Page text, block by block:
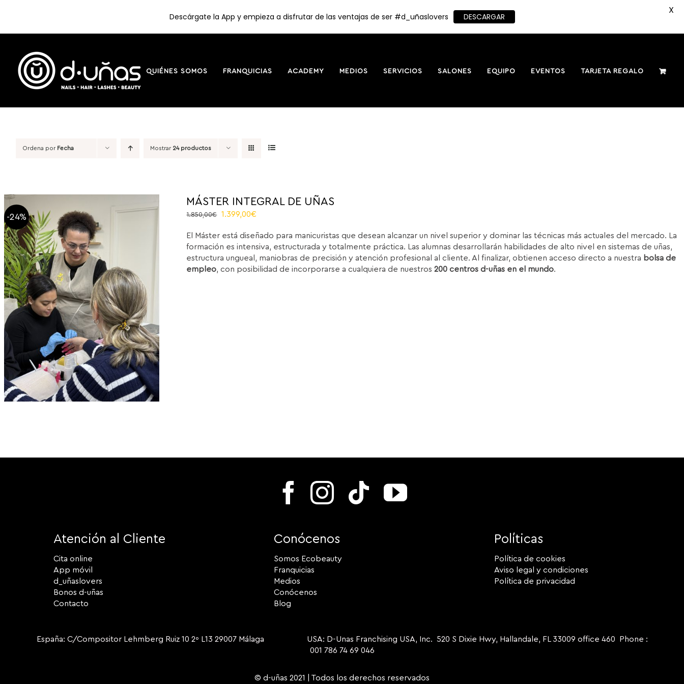
contenido
QUIÉNES SOMOS FRANQUICIAS ACADEMY MEDIOS SERVICIOS SALONES EQUIPO EVENTOS TARJETA REGALO
Ordena por Fecha Mostrar 24 productos
-24%
MÁSTER INTEGRAL DE UÑAS
1.850,00€
El
original
era:
1.850,00€.
1.399,00€
actual
es:
1.399,00€.
El Máster está diseñado para manicuristas que desean alcanzar un nivel superior y dominar las técnicas más actuales del mercado. La
formación es intensiva, estructurada y totalmente práctica. Las alumnas desarrollarán habilidades de alto nivel en sistemas de uñas,
estructura ungueal, maniobras de precisión y atención profesional al cliente. Al finalizar, obtienen acceso directo a nuestra bolsa de
empleo, con posibilidad de incorporarse a cualquiera de nuestros200 centros d-uñas en el mundo.
Atención al Cliente
Cita online
App móvil
d_uñaslovers
Bonos d-uñas
Contacto
Conócenos
Somos Ecobeauty
Franquicias
Medios
Conócenos
Blog
Políticas
Política de cookies
Aviso legal y condiciones
Política de privacidad
España: C/Compositor Lehmberg Ruiz 10 2º L13 29007 Málaga USA: D-Unas Franchising USA, Inc. 520 S Dixie Hwy, Hallandale, FL 33009 office 460 Phone :
001 786 74 69 046
© d-uñas 2021 | Todos los derechos reservados
Descárgate la App y empieza a disfrutar de las ventajas de ser #d_uñaslovers DESCARGAR
X